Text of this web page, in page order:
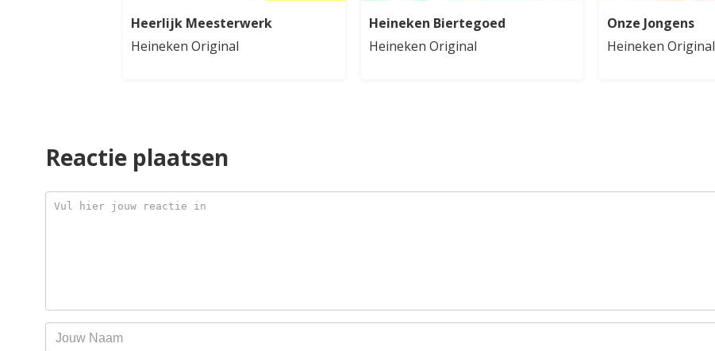
Heerlijk Meesterwerk
Heineken Original
Heineken Biertegoed
Heineken Original
Onze Jongens
Heineken Original
Reactie plaatsen